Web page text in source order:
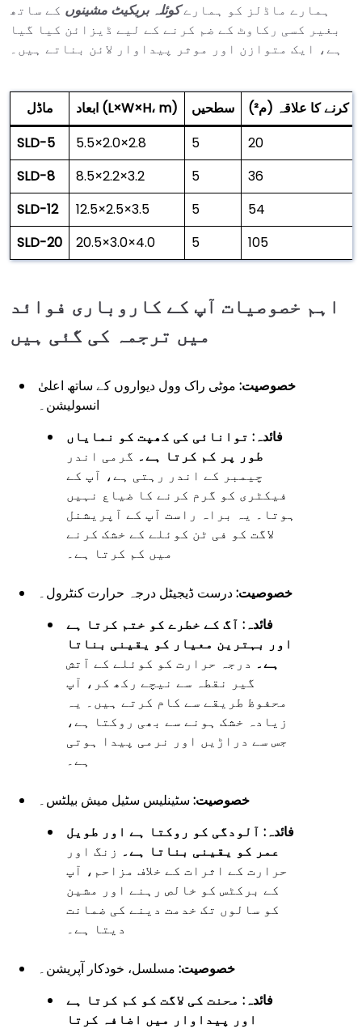
ہمارے ماڈلز کو ہمارےکوئلہ بریکیٹ مشینوں کے ساتھ
بغیر کسی رکاوٹ کے ضم کرنے کے لیے ڈیزائن کیا گیا
ہے، ایک متوازن اور موثر پیداوار لائن بناتے ہیں۔
ماڈل ابعاد (L×W×H، m) سطحیں
کا علاقہ (م²)
SLD-5
5.5×2.0×2.8 5
20
SLD-8
8.5×2.2×3.2 5
36
SLD-12
12.5×2.5×3.5 5
54
SLD-20
20.5×3.0×4.0 5 105
اہم خصوصیات آپ کے کاروباری فوائد
میں ترجمہ کی گئی ہیں
خصوصیت: موٹی راک وول دیواروں کے ساتھ اعلیٰ
انسولیشن۔
فائدہ: توانائی کی کھپت کو نمایاں
طور پر کم کرتا ہے۔ گرمی اندر
چیمبر کے اندر رہتی ہے، آپ کے
فیکٹری کو گرم کرنے کا ضیاع نہیں
ہوتا۔ یہ براہ راست آپ کے آپریشنل
لاگت کو فی ٹن کوئلے کے خشک کرنے
میں کم کرتا ہے۔
خصوصیت:درست ڈیجیٹل درجہ حرارت کنٹرول۔
فائدہ: آگ کے خطرے کو ختم کرتا ہے
اور بہترین معیار کو یقینی بناتا
ہے۔ درجہ حرارت کو کوئلے کے آتش
گیر نقطہ سے نیچے رکھ کر، آپ
محفوظ طریقے سے کام کرتے ہیں۔ یہ
زیادہ خشک ہونے سے بھی روکتا ہے،
جس سے دراڑیں اور نرمی پیدا ہوتی
ہے۔
خصوصیت: سٹینلیس سٹیل میش بیلٹس۔
فائدہ: آلودگی کو روکتا ہے اور طویل
عمر کو یقینی بناتا ہے۔ زنگ اور
حرارت کے اثرات کے خلاف مزاحم، آپ
کے برکٹس کو خالص رہنے اور مشین
کو سالوں تک خدمت دینے کی ضمانت
دیتا ہے۔
خصوصیت: مسلسل، خودکار آپریشن۔
فائدہ: محنت کی لاگت کو کم کرتا ہے
اور پیداوار میں اضافہ کرتا